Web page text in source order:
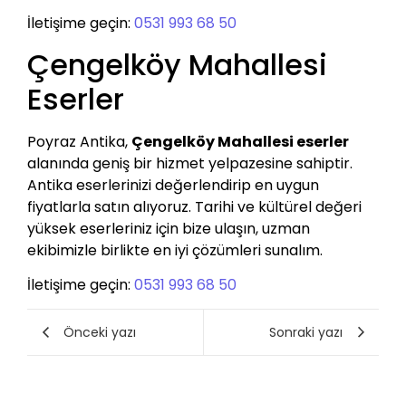
İletişime geçin: 0531 993 68 50
Çengelköy Mahallesi
Eserler
Poyraz Antika, Çengelköy Mahallesi eserler
alanında geniş bir hizmet yelpazesine sahiptir.
Antika eserlerinizi değerlendirip en uygun
fiyatlarla satın alıyoruz. Tarihi ve kültürel değeri
yüksek eserleriniz için bize ulaşın, uzman
ekibimizle birlikte en iyi çözümleri sunalım.
İletişime geçin: 0531 993 68 50
Önceki yazı Sonraki yazı